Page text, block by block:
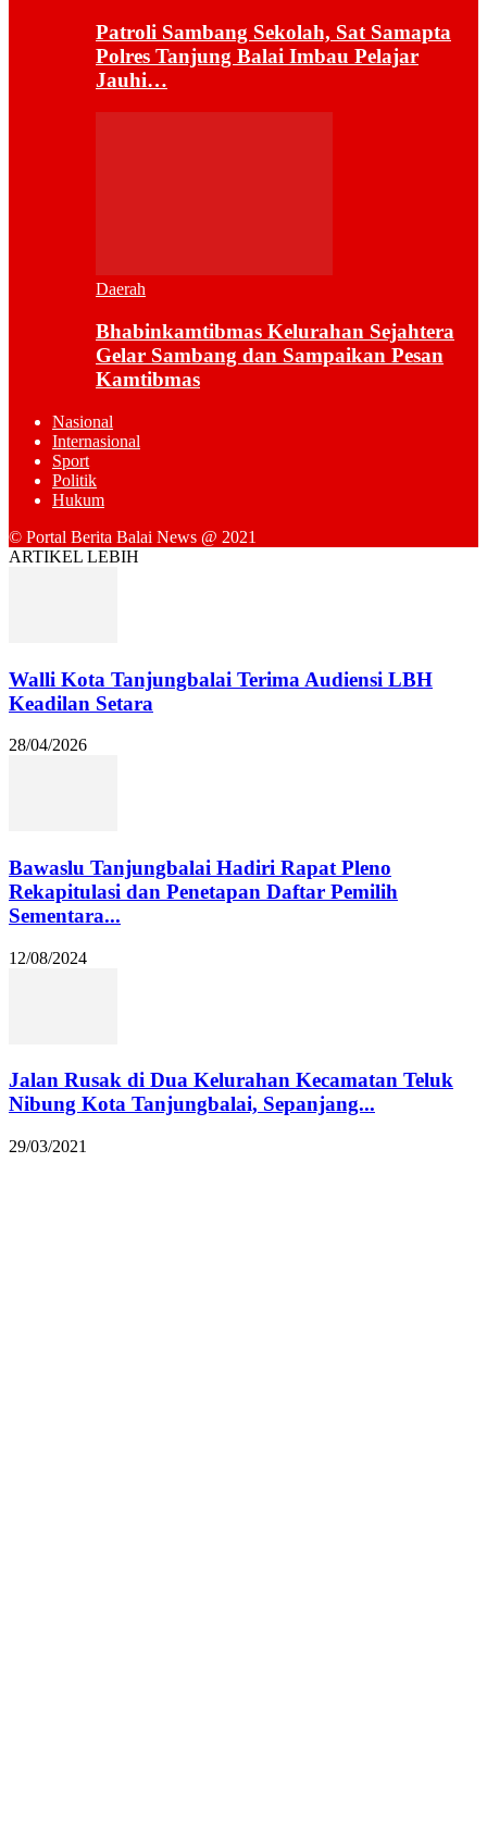
Patroli Sambang Sekolah, Sat Samapta
Polres Tanjung Balai Imbau Pelajar
Jauhi…
Daerah
Bhabinkamtibmas Kelurahan Sejahtera
Gelar Sambang dan Sampaikan Pesan
Kamtibmas
Nasional
Internasional
Sport
Politik
Hukum
© Portal Berita Balai News @ 2021
ARTIKEL LEBIH
Walli Kota Tanjungbalai Terima Audiensi LBH
Keadilan Setara
28/04/2026
Bawaslu Tanjungbalai Hadiri Rapat Pleno
Rekapitulasi dan Penetapan Daftar Pemilih
Sementara...
12/08/2024
Jalan Rusak di Dua Kelurahan Kecamatan Teluk
Nibung Kota Tanjungbalai, Sepanjang...
29/03/2021